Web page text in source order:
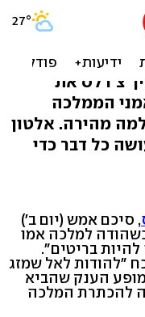
צפו
צ'רלס את
הממלכה
מהירה. אלטון
כל דבר כדי
, סיכם אמש (יום ב')
למלכה אמו
להיות בריטים".
"להודות לאל שמזג
הענק שהביא
בריטים לחגוג 60 שנה להכתרת המלכה